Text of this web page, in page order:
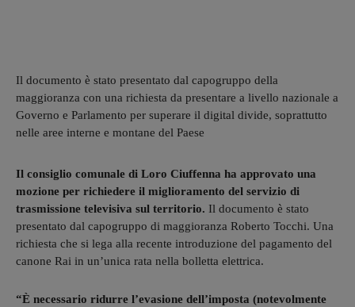
Il documento è stato presentato dal capogruppo della
maggioranza con una richiesta da presentare a livello nazionale a
Governo e Parlamento per superare il digital divide, soprattutto
nelle aree interne e montane del Paese
Il consiglio comunale di Loro Ciuffenna ha approvato una
mozione per richiedere il miglioramento del servizio di
trasmissione televisiva sul territorio. Il documento è stato
presentato dal capogruppo di maggioranza Roberto Tocchi. Una
richiesta che si lega alla recente introduzione del pagamento del
canone Rai in un’unica rata nella bolletta elettrica.
“È necessario ridurre l’evasione dell’imposta (notevolmente